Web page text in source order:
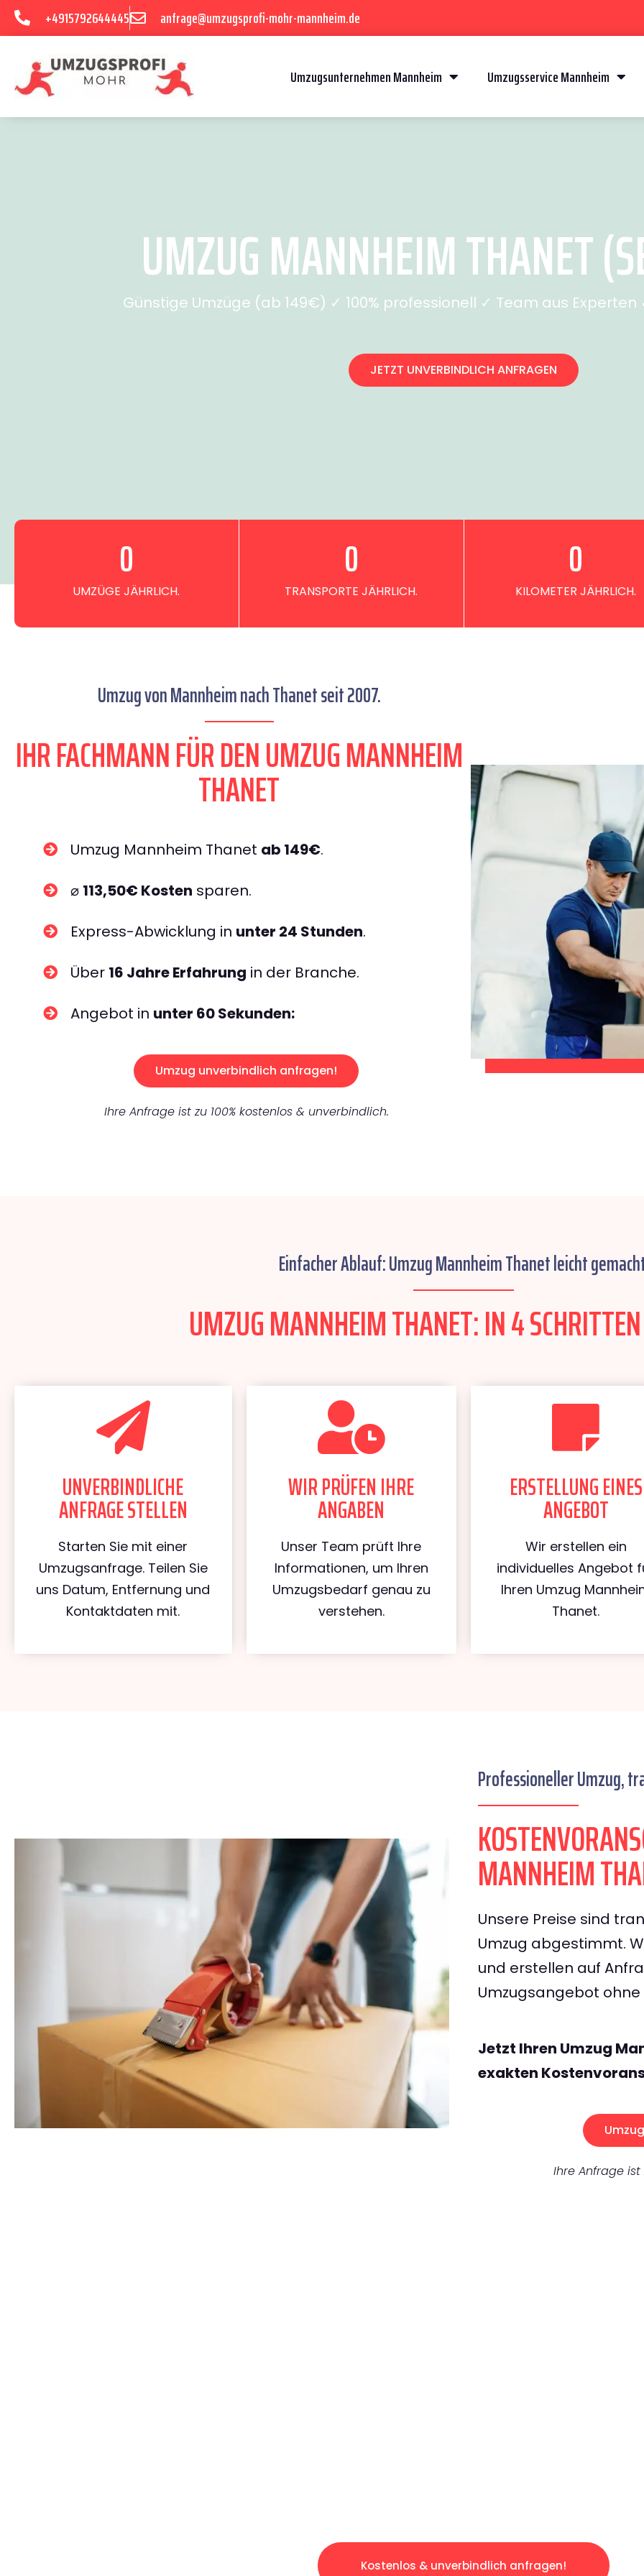
+4915792644445 anfrage@umzugsprofi-mohr-mannheim.de
Umzugsunternehmen Mannheim Umzugsservice Mannheim
UMZUG MANNHEIM THANET
Günstige Umzüge (ab 149€) ✓ 100% professionell ✓ Team aus
JETZT UNVERBINDLICH ANFRAGEN
UMZÜGE JÄHRLICH.
0
TRANSPORTE JÄHRLICH.
0
KILOMETER JÄHRLICH.
0
Umzug von Mannheim nach Thanet seit 2007.
IHR FACHMANN FÜR DEN UMZUG MANNHEIM
THANET
Umzug Mannheim Thanet ab 149€.
⌀ 113,50€ Kosten sparen.
Express-Abwicklung in unter 24 Stunden.
Über 16 Jahre Erfahrung in der Branche.
Angebot in unter 60 Sekunden:
Umzug unverbindlich anfragen!
Ihre Anfrage ist zu 100% kostenlos & unverbindlich.
Einfacher Ablauf: Umzug Mannheim Thanet leicht
UMZUG MANNHEIM THANET: IN 4
UNVERBINDLICHE
ANFRAGE STELLEN
Starten Sie mit einer
Umzugsanfrage. Teilen Sie
uns Datum, Entfernung und
Kontaktdaten mit.
WIR PRÜFEN IHRE
ANGABEN
Unser Team prüft Ihre
Informationen, um Ihren
Umzugsbedarf genau zu
verstehen.
ERSTELLUNG EINES
ANGEBOT
Wir erstellen ein
individuelles Angebot
Ihren Umzug
Thanet.
Professioneller Umzug,
MANNHEIM
Unsere Preise sind
Umzug abgestimmt.
und erstellen auf
Umzugsangebot
Jetzt Ihren Umzug
exakten
Ihre Anfrage ist
Kostenlos & unverbindlich anfragen!